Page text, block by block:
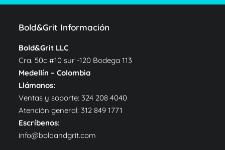
Bold&Grit Información
Bold&Grit LLC
Cra. 50c #10 sur -120 Bodega 113
Medellín – Colombia
Llámanos:
Ventas y soporte: 324 208 4040
Atención general: 312 849 1771
Escríbenos:
info@boldandgrit.com